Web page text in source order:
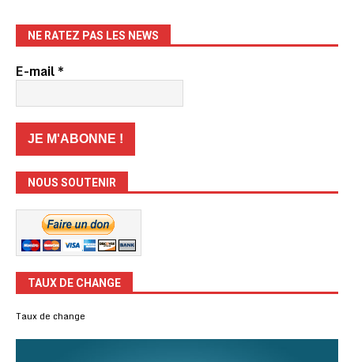
NE RATEZ PAS LES NEWS
E-mail*
NOUS SOUTENIR
TAUX DE CHANGE
Taux de change